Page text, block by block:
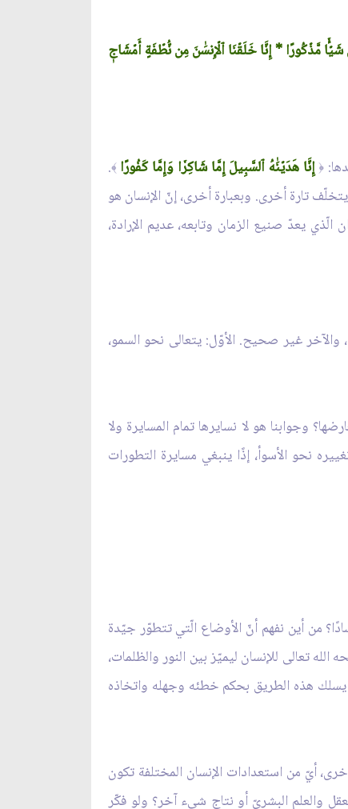
مَّذۡكُورًا * إِنَّا خَلَقۡنَا ٱلۡإِنسَٰنَ مِن نُّطۡفَةٍ أَمۡشَاجٖ
﴿ إِنَّا هَدَيۡنَٰهُ ٱلسَّبِيلَ إِمَّا شَاكِرٗا وَإِمَّا كَفُورًا﴾.
تارة أخرى. وبعبارة أخرى، إنّ الإنسان هو
يعدّ صنيع الزمان وتابعه، عديم الإرادة،
غير صحيح. الأوّل: يتعالى نحو السمو،
وجوابنا هو لا نسايرها تمام المسايرة ولا
نحو الأسوأ، إذًا ينبغي مسايرة التطورات
من أين نفهم أنّ الأوضاع الّتي تتطوّر جيّدة
تعالى للإنسان ليميّز بين النور والظلمات،
يسلك هذه الطريق بحكم خطئه وجهله واتخاذه
أيّ من استعدادات الإنسان المختلفة تكون
والعلم البشريّ أو نتاج شيء آخر؟ ولو فكّر